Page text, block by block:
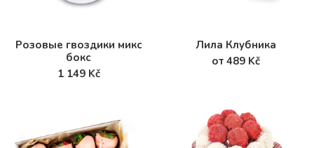
Розовые гвоздики микс
бокс
1 149 Kč
Лила Клубника
от 489 Kč